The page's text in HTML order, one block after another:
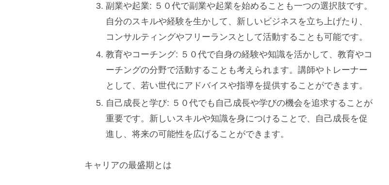
副業や起業: ５０代で副業や起業を始めることも一つの選択肢です。
自分のスキルや経験を生かして、新しいビジネスを立ち上げたり、
コンサルティングやフリーランスとして活動することも可能です。
教育やコーチング: ５０代で自身の経験や知識を活かして、教育やコ
ーチングの分野で活動することも考えられます。講師やトレーナー
として、若い世代にアドバイスや指導を提供することができます。
自己成長と学び: ５０代でも自己成長や学びの機会を追求することが
重要です。新しいスキルや知識を身につけることで、自己成長を促
進し、将来の可能性を広げることができます。
キャリアの最盛期とは